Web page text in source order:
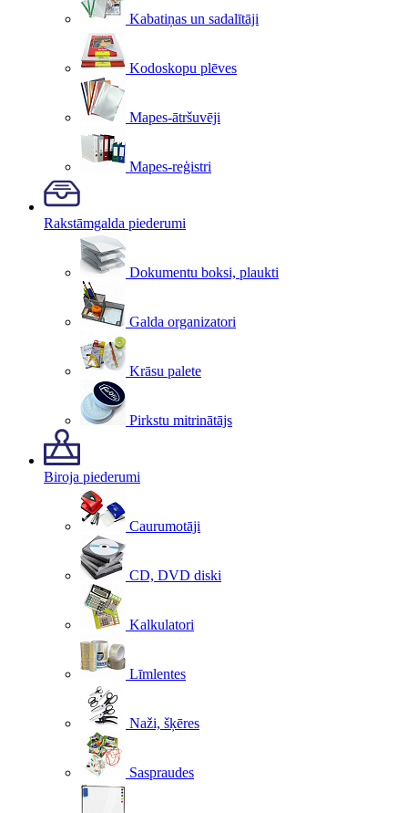
Kabatiņas un sadalītāji
Kodoskopu plēves
Mapes-ātršuvēji
Mapes-reģistri
Rakstāmgalda piederumi
Dokumentu boksi, plaukti
Galda organizatori
Krāsu palete
Pirkstu mitrinātājs
Biroja piederumi
Caurumotāji
CD, DVD diski
Kalkulatori
Līmlentes
Naži, šķēres
Saspraudes